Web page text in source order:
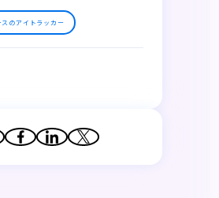
スのアイトラッカー